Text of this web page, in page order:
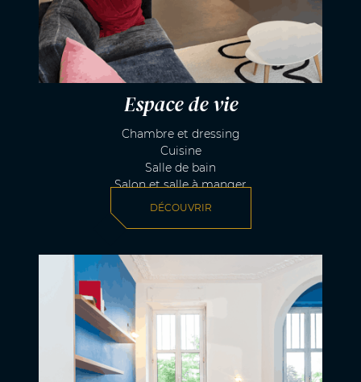
Espace de vie
Chambre et dressing
Cuisine
Salle de bain
Salon et salle à manger
DÉCOUVRIR